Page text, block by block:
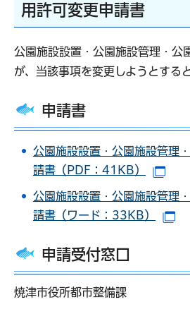
用許可変更申請書
公園施設設置・公園施設管理・公
が、当該事項を変更しようとする
申請書
公園施設設置・公園施設管理
請書（PDF：41KB）
公園施設設置・公園施設管理
請書（ワード：33KB）
申請受付窓口
焼津市役所都市整備課